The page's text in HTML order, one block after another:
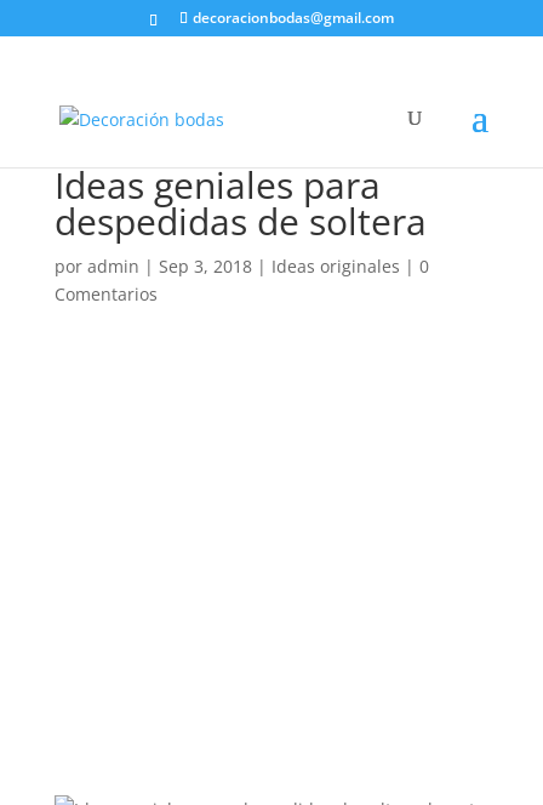
decoracionbodas@gmail.com
Ideas geniales para
despedidas de soltera
por admin | Sep 3, 2018| Ideas originales | 0
Comentarios